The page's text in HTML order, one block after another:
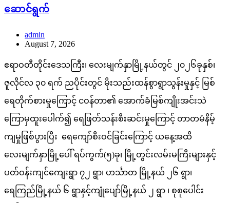
ဆောင်ရွက်
admin
August 7, 2026
ဧရာဝတီတိုင်းဒေသကြီး၊ လေးမျက်နှာမြို့နယ်တွင် ၂၀၂၆ခုနှစ်၊
ဇူလိုင်လ ၃၀ ရက် ညပိုင်းတွင် မိုးသည်းထန်စွာရွာသွန်းမှုနှင့် မြစ်
ရေတိုက်စားမှုကြောင့် ငဝန်တာ၏ အောက်ခံမြစ်ကျိုးအင်းသဲ
ကြောမှထူးပေါက်၍ ရေဖြတ်သန်းစီးဆင်းမှုကြောင့် တာတမံနိမ့်
ကျမှုဖြစ်ပွားပြီး ရေကျော်စီးဝင်ခြင်းကြောင့် ယနေ့အထိ
လေးမျက်နှာမြို့ပေါ် ရပ်ကွက်(၅)ခု၊ မြို့တွင်းလမ်းမကြီးများနှင့်
ပတ်ဝန်းကျင်ကျေးရွာ ၇၂ ရွာ၊ ဟင်္သာတ မြို့နယ် ၂၆ ရွာ၊
ရေကြည်မြို့နယ် ၆ ရွာနှင့်ကျုံပျော်မြို့နယ် ၂ ရွာ ၊ စုစုပေါင်း